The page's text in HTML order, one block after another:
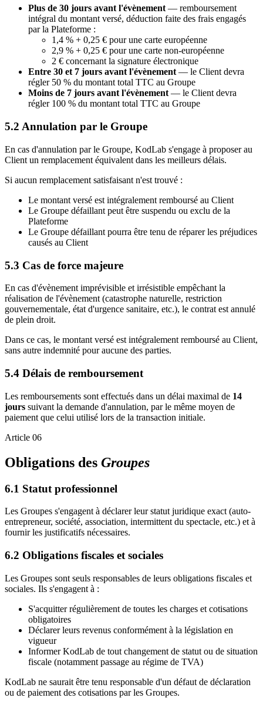
Plus de 30 jours avant l'évènement— remboursement
intégral du montant versé, déduction faite des frais engagés
par la Plateforme :
1,4 % + 0,25 € pour une carte européenne
2,9 % + 0,25 € pour une carte non-européenne
2 € concernant la signature électronique
Entre 30 et 7 jours avant l'évènement— le Client devra
régler 50 % du montant total TTC au Groupe
Moins de 7 jours avant l'évènement— le Client devra
régler 100 % du montant total TTC au Groupe
5.2 Annulation par le Groupe
En cas d'annulation par le Groupe, KodLab s'engage à proposer au
Client un remplacement équivalent dans les meilleurs délais.
Si aucun remplacement satisfaisant n'est trouvé :
Le montant versé est intégralement remboursé au Client
Le Groupe défaillant peut être suspendu ou exclu de la
Plateforme
Le Groupe défaillant pourra être tenu de réparer les préjudices
causés au Client
5.3 Cas de force majeure
En cas d'évènement imprévisible et irrésistible empêchant la
réalisation de l'évènement (catastrophe naturelle, restriction
gouvernementale, état d'urgence sanitaire, etc.), le contrat est annulé
de plein droit.
Dans ce cas, le montant versé est intégralement remboursé au Client,
sans autre indemnité pour aucune des parties.
5.4 Délais de remboursement
Les remboursements sont effectués dans un délai maximal de 14
jours suivant la demande d'annulation, par le même moyen de
paiement que celui utilisé lors de la transaction initiale.
Article 06
Obligations des Groupes
6.1 Statut professionnel
Les Groupes s'engagent à déclarer leur statut juridique exact (auto-
entrepreneur, société, association, intermittent du spectacle, etc.) et à
fournir les justificatifs nécessaires.
6.2 Obligations fiscales et sociales
Les Groupes sont seuls responsables de leurs obligations fiscales et
sociales. Ils s'engagent à :
S'acquitter régulièrement de toutes les charges et cotisations
obligatoires
Déclarer leurs revenus conformément à la législation en
vigueur
Informer KodLab de tout changement de statut ou de situation
fiscale (notamment passage au régime de TVA)
KodLab ne saurait être tenu responsable d'un défaut de déclaration
ou de paiement des cotisations par les Groupes.